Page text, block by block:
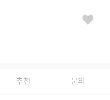
추천 문의